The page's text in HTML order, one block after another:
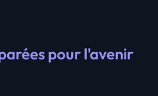
pour l'avenir